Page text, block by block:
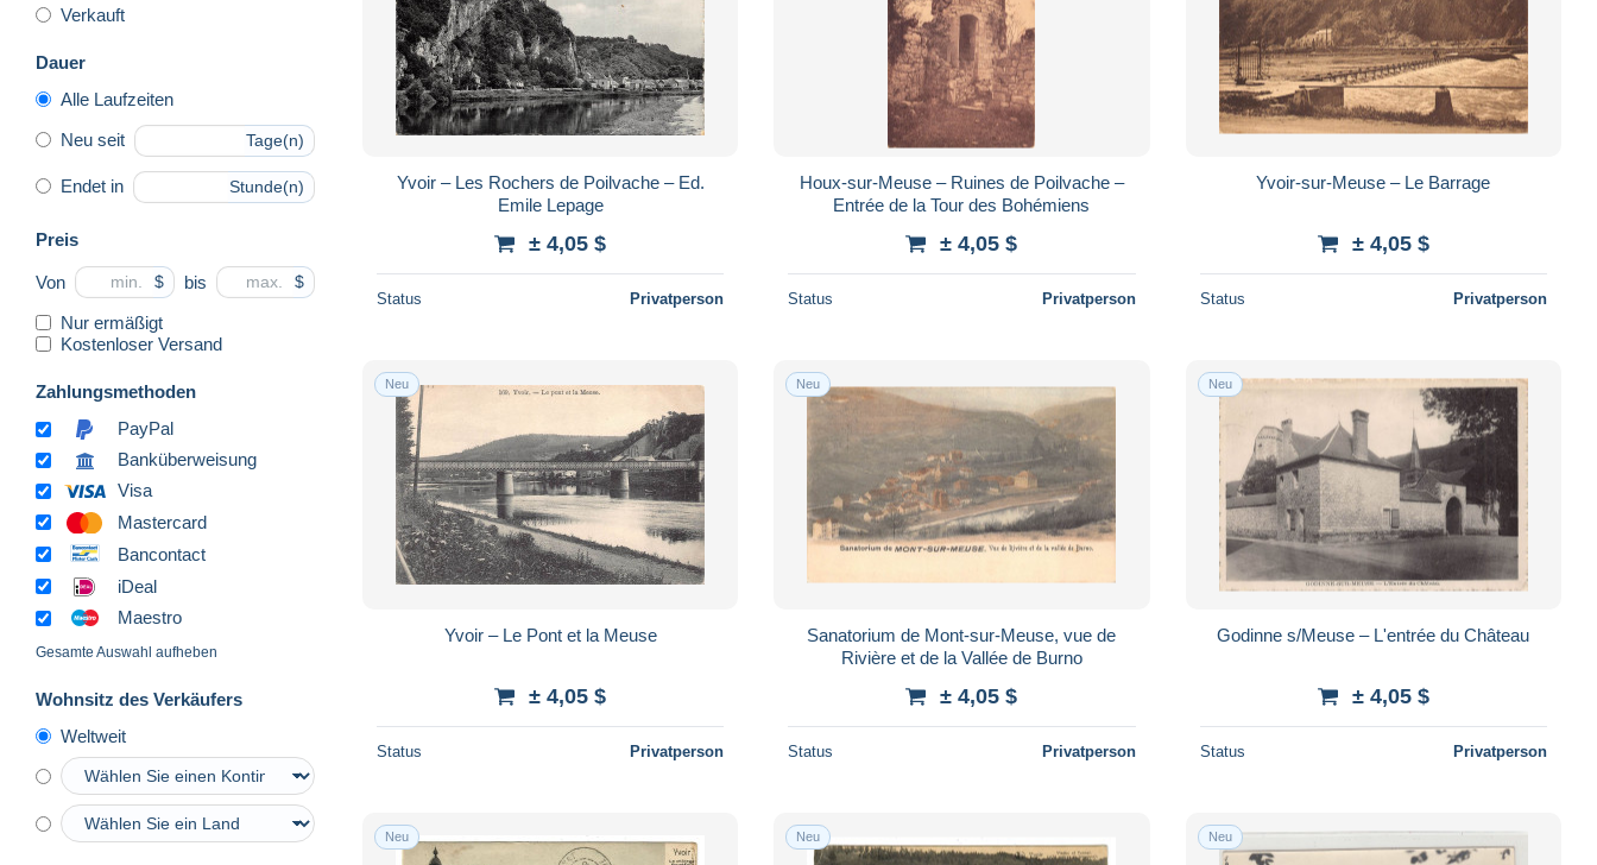
Verkauft
Dauer
Alle Laufzeiten
Neu seit Tage(n)
Endet in Stunde(n)
Preis
Von $ bis $
Nur ermäßigt
Kostenloser Versand
Zahlungsmethoden
PayPal
Banküberweisung
Visa
Mastercard
Bancontact
iDeal
Maestro
Gesamte Auswahl aufheben
Wohnsitz des Verkäufers
Weltweit
Yvoir – Les Rochers de Poilvache – Ed.
Emile Lepage
± 4,05 $
Status Privatperson
Houx-sur-Meuse – Ruines de Poilvache –
Entrée de la Tour des Bohémiens
± 4,05 $
Status Privatperson
Yvoir-sur-Meuse – Le Barrage
± 4,05 $
Status Privatperson
Neu
Yvoir – Le Pont et la Meuse
± 4,05 $
Status Privatperson
Neu
Sanatorium de Mont-sur-Meuse, vue de
Rivière et de la Vallée de Burno
± 4,05 $
Status Privatperson
Neu
Godinne s/Meuse – L'entrée du Château
± 4,05 $
Status Privatperson
Neu Neu Neu